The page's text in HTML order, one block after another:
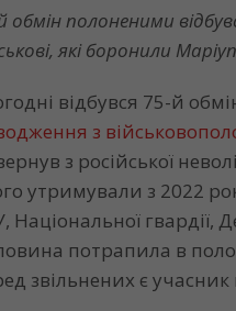
обмін полоненими
які боронили
відбувся 75-й
з
з російської
утримували з 2022
Національної
потрапила в
звільнених є учасник